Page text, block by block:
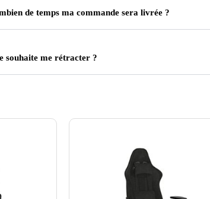
de temps ma commande sera livrée ?
souhaite me rétracter ?